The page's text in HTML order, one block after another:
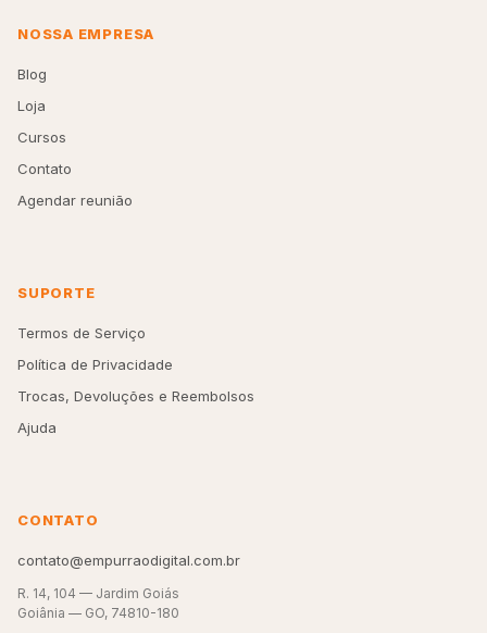
NOSSA EMPRESA
Blog
Loja
Cursos
Contato
Agendar reunião
SUPORTE
Termos de Serviço
Política de Privacidade
Trocas, Devoluções e Reembolsos
Ajuda
CONTATO
contato@empurraodigital.com.br
R. 14, 104 — Jardim Goiás
Goiânia — GO, 74810-180